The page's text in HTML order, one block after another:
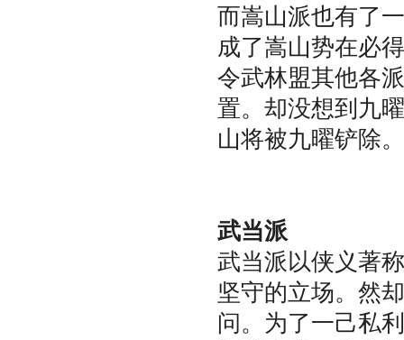
而嵩山派也有了
成了嵩山势在必
令武林盟其他各
置。却没想到九
山将被九曜铲除。
武当派
武当派以侠义著
坚守的立场。然
问。为了一己私